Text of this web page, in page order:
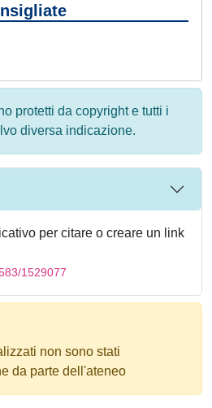
protetti da copyright e tutti i
diversa indicazione.
per citare o creare un link
1529077
non sono stati
da parte dell'ateneo